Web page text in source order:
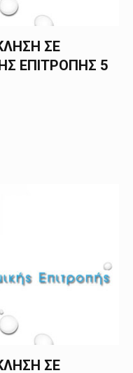
ΣΕ
ΕΠΙΤΡΟΠΗΣ 5
ΣΕ